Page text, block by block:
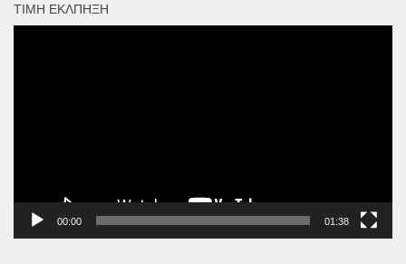
ΤΙΜΉ ΈΚΛΠΗΞΗ
00:00 01:38